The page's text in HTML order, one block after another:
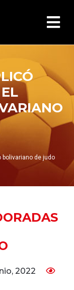
bolivariano de judo
2022